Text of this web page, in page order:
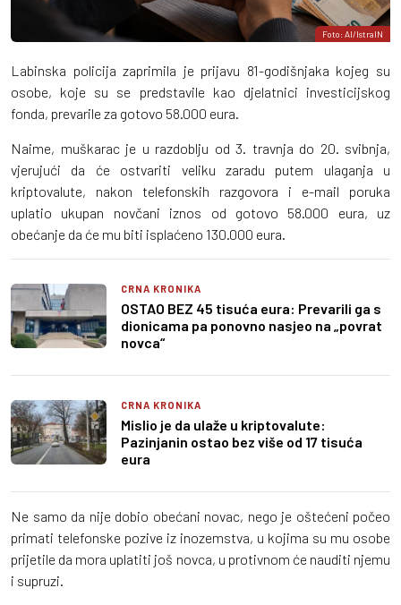
Foto: AI/IstraIN
Labinska policija zaprimila je prijavu 81-godišnjaka kojeg su
osobe, koje su se predstavile kao djelatnici investicijskog
fonda, prevarile za gotovo 58.000 eura.
Naime, muškarac je u razdoblju od 3. travnja do 20. svibnja,
vjerujući da će ostvariti veliku zaradu putem ulaganja u
kriptovalute, nakon telefonskih razgovora i e-mail poruka
uplatio ukupan novčani iznos od gotovo 58.000 eura, uz
obećanje da će mu biti isplaćeno 130.000 eura.
CRNA KRONIKA
OSTAO BEZ 45 tisuća eura: Prevarili ga s
dionicama pa ponovno nasjeo na „povrat
novca“
CRNA KRONIKA
Mislio je da ulaže u kriptovalute:
Pazinjanin ostao bez više od 17 tisuća
eura
Ne samo da nije dobio obećani novac, nego je oštećeni počeo
primati telefonske pozive iz inozemstva, u kojima su mu osobe
prijetile da mora uplatiti još novca, u protivnom će nauditi njemu
i supruzi.